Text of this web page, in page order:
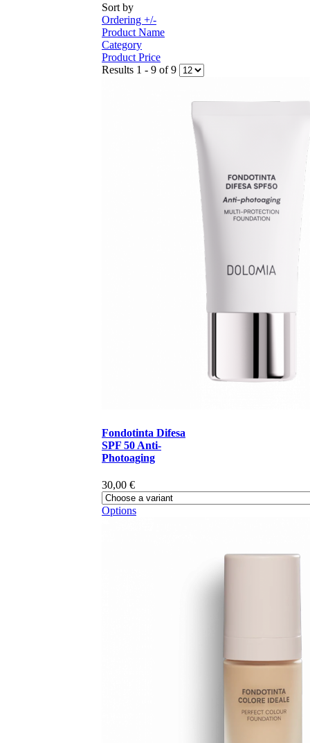
Sort by
Ordering +/-
Product Name
Category
Product Price
Results 1 - 9 of 9
Fondotinta Difesa
SPF 50 Anti-
Photoaging
30,00 €
Options